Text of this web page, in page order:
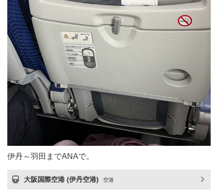
伊丹～羽田までANAで。
大阪国際空港 (伊丹空港) 空港